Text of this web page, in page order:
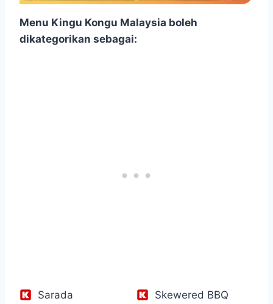
Menu Kingu Kongu Malaysia boleh
dikategorikan sebagai:
Sarada Skewered BBQ